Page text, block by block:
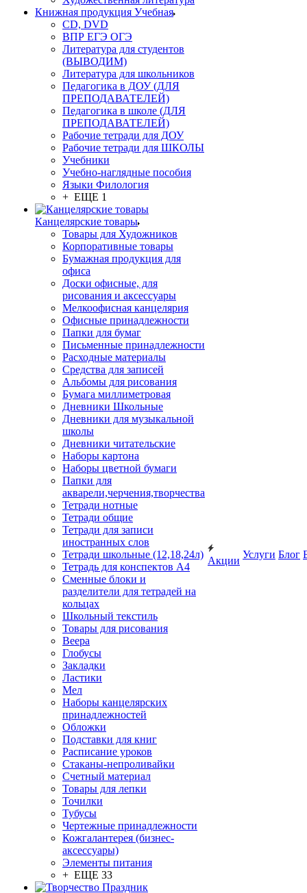
Книжная продукция Учебная
CD, DVD
ВПР ЕГЭ ОГЭ
Литература для студентов
(ВЫВОДИМ)
Литература для школьников
Педагогика в ДОУ (ДЛЯ
ПРЕПОДАВАТЕЛЕЙ)
Педагогика в школе (ДЛЯ
ПРЕПОДАВАТЕЛЕЙ)
Рабочие тетради для ДОУ
Рабочие тетради для ШКОЛЫ
Учебники
Учебно-наглядные пособия
Языки Филология
+ ЕЩЕ 1
Канцелярские товары
Товары для Художников
Корпоративные товары
Бумажная продукция для
офиса
Доски офисные, для
рисования и аксессуары
Мелкоофисная канцелярия
Офисные принадлежности
Папки для бумаг
Письменные принадлежности
Расходные материалы
Средства для записей
Альбомы для рисования
Бумага миллиметровая
Дневники Школьные
Дневники для музыкальной
школы
Дневники читательские
Наборы картона
Наборы цветной бумаги
Папки для
акварели,черчения,творчества
Тетради нотные
Тетради общие
Тетради для записи
иностранных слов
Тетради школьные (12,18,24л)
Тетрадь для конспектов А4
Сменные блоки и
разделители для тетрадей на
кольцах
Школьный текстиль
Товары для рисования
Веера
Глобусы
Закладки
Ластики
Мел
Наборы канцелярских
принадлежностей
Обложки
Подставки для книг
Расписание уроков
Стаканы-непроливайки
Счетный материал
Товары для лепки
Точилки
Тубусы
Чертежные принадлежности
Кожгалантерея (бизнес-
аксессуары)
Элементы питания
+ ЕЩЕ 33
Акции
Услуги Блог